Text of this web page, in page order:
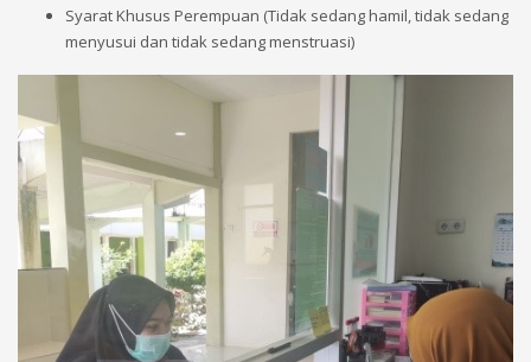
Syarat Khusus Perempuan (Tidak sedang hamil, tidak sedang
menyusui dan tidak sedang menstruasi)